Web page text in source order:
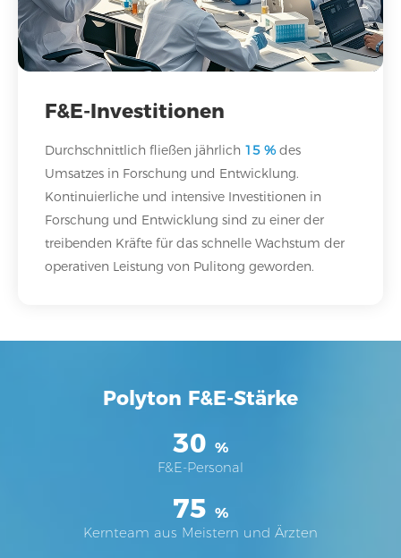
F&E-Investitionen
Durchschnittlich fließen jährlich 15 %des
Umsatzes in Forschung und Entwicklung.
Kontinuierliche und intensive Investitionen in
Forschung und Entwicklung sind zu einer der
treibenden Kräfte für das schnelle Wachstum der
operativen Leistung von Pulitong geworden.
Polyton F&E-Stärke
30 %
F&E-Personal
75 %
Kernteam aus Meistern und Ärzten